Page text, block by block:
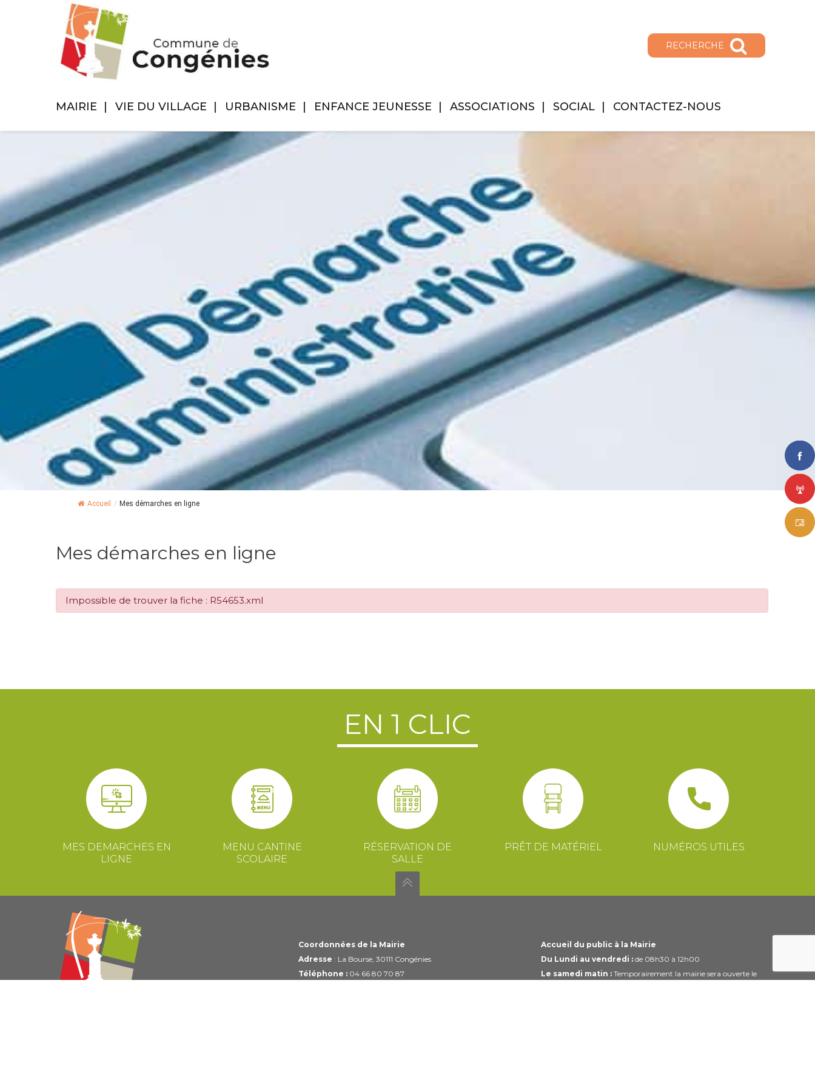
RECHERCHE
MAIRIE VIE DU VILLAGE URBANISME ENFANCE JEUNESSE ASSOCIATIONS SOCIAL CONTACTEZ-NOUS
Accueil / Mes démarches en ligne
Mes démarches en ligne
Impossible de trouver la fiche : R54653.xml
EN 1 CLIC
MES DEMARCHES EN
LIGNE
MENU CANTINE
SCOLAIRE
RÉSERVATION DE
SALLE
PRÊT DE MATÉRIEL NUMÉROS UTILES
Coordonnées de la Mairie
Adresse : La Bourse, 30111 Congénies
Téléphone :04 66 80 70 87
Accueil du public à la Mairie
Du Lundi au vendredi :de 08h30 à 12h00
Le samedi matin :Temporairement la mairie sera ouverte le